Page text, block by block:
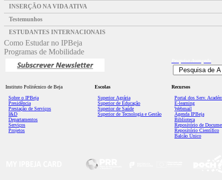
INSERÇÃO NA VIDA ATIVA
Testemunhos
ESTUDANTES INTERNACIONAIS
Como Estudar no IPBeja
Programas de Mobilidade
Instituto Politécnico de Beja
Sobre o IPBeja
Presidência
Prestação de Serviços
I&D
Departamentos
Serviços
Projetos
Escolas
Superior Agrária
Superior de Educação
Superior de Saúde
Superior de Tecnologia e Gestão
Recursos
Portal dos Serv.
E-learning
Webmail
Agenda IPBeja
Biblioteca
Repositório de
Repositório Científico
Balcão Único